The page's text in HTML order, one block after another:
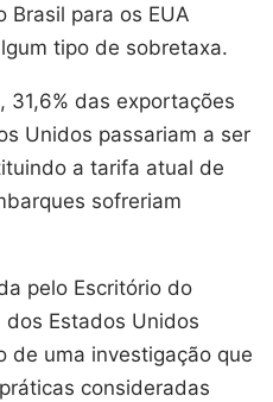
Brasil para os EUA
tipo de sobretaxa.
31,6% das exportações
Unidos passariam a ser
a tarifa atual de
sofreriam
pelo Escritório do
dos Estados Unidos
de uma investigação que
consideradas